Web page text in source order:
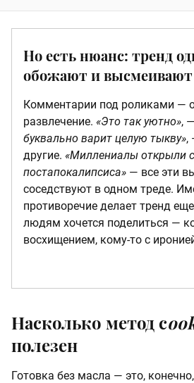
Но есть нюанс: тренд
обожают и высмеивают
Комментарии под роликами —
развлечение. «Это так уютно»,
буквально варит целую тыкву»,
другие. «Миллениалы открыли
постапокалипсиса» — все эти
соседствуют в одном треде.
противоречие делает тренд
людям хочется поделиться —
восхищением, кому-то с
Насколько метод c
полезен
Готовка без масла — это,